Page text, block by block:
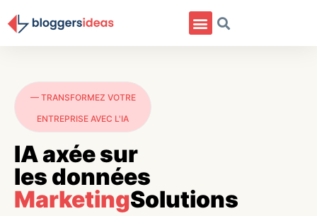
— TRANSFORMEZ VOTRE
ENTREPRISE AVEC L'IA
IA axée sur
les données
MarketingSolutions